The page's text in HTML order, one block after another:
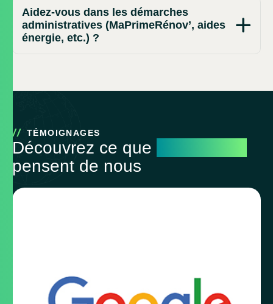
Aidez-vous dans les démarches
administratives (MaPrimeRénov’, aides
énergie, etc.) ?
TÉMOIGNAGES
Découvrez ce que
pensent de nous